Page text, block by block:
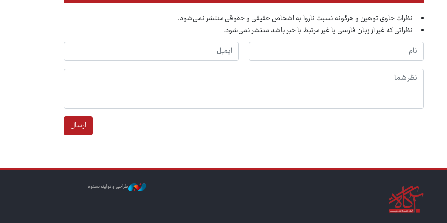
نظرات حاوی توهین و هرگونه نسبت ناروا به اشخاص حقیقی و حقوقی منتشر نمی‌شود.
نظراتی که غیر از زبان فارسی یا غیر مرتبط با خبر باشد منتشر نمی‌شود.
ارسال
طراحی و تولید: نستوه